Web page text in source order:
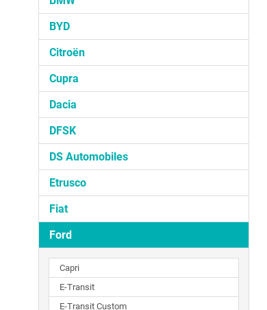
BYD
Citroën
Cupra
Dacia
DFSK
DS Automobiles
Etrusco
Fiat
Ford
Capri
E-Transit
E-Transit Custom